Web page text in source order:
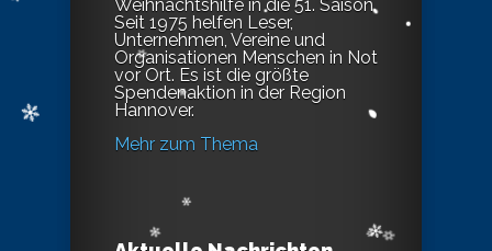
Weihnachtshilfe in die 51. Saison.
Seit 1975 helfen Leser,
Unternehmen, Vereine und
Organisationen Menschen in Not
vor Ort. Es ist die größte
Spendenaktion in der Region
Hannover.
Mehr zum Thema